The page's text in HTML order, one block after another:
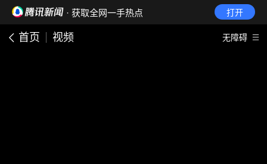
· 获取全网一手热点 打开
首页 视频 无障碍